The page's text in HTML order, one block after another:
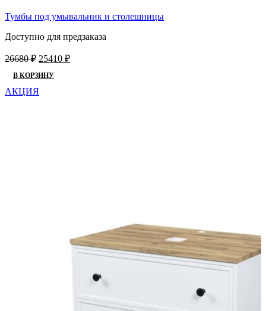
Тумбы под умывальник и столешницы
Доступно для предзаказа
26680₽ Первоначальная
составляла
26680 ₽.
25410 ₽Текущая
В КОРЗИНУ
АКЦИЯ